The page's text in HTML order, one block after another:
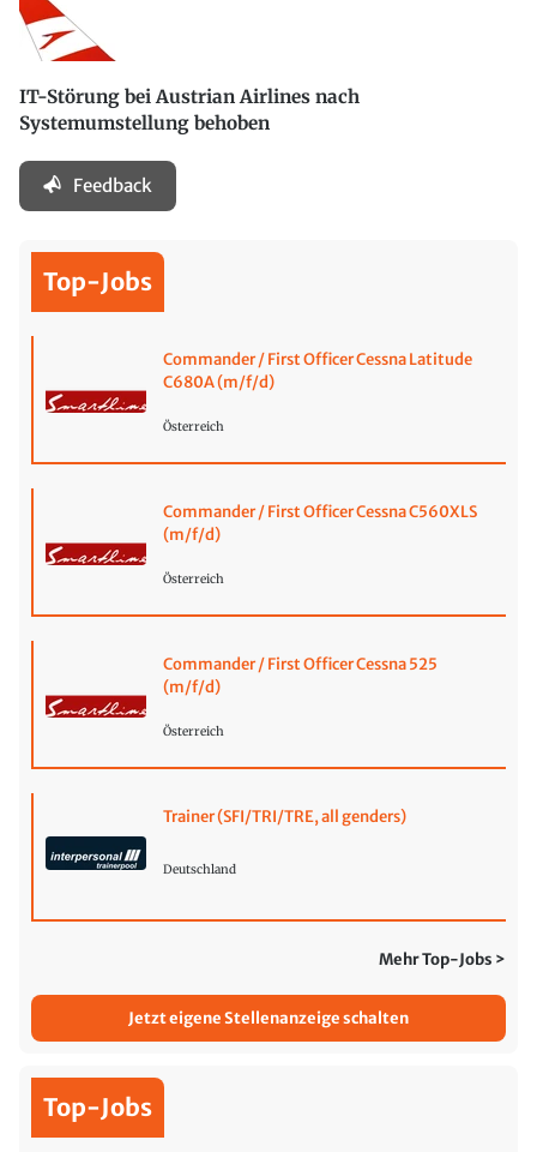
IT-Störung bei Austrian Airlines nach
Systemumstellung behoben
Feedback
Top-Jobs
Commander / First Officer Cessna Latitude
C680A (m/f/d)
Österreich
Commander / First Officer Cessna C560XLS
(m/f/d)
Österreich
Commander / First Officer Cessna 525
(m/f/d)
Österreich
Trainer (SFI/TRI/TRE, all genders)
Deutschland
Mehr Top-Jobs >
Jetzt eigene Stellenanzeige schalten
Top-Jobs